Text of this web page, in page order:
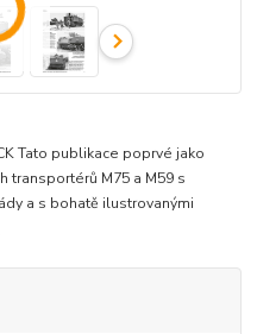
Tato publikace poprvé jako
transportérů M75 a M59 s
a s bohatě ilustrovanými